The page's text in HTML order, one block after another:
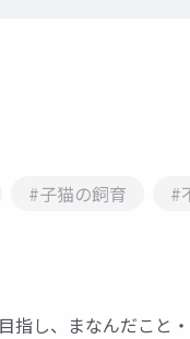
#子猫の飼育 #
指し、まなんだこと・